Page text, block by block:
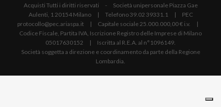
Acquisti Tutti i diritti riservati - Società unipersonale Piazza Gae
Aulenti, 1 20154 Milano | Telefono 39.02 39331.1 | PEC
protocollo@pec.ariaspa.it | Capitale sociale 25.000.000,00 € i.v. |
Codice Fiscale, Partita IVA, Iscrizione Registro delle Imprese di Milano
05017630152 | Iscritta al R.E.A. al n°1096149.
Società soggetta a direzione e coordinamento da parte della Regione
Lombardia.